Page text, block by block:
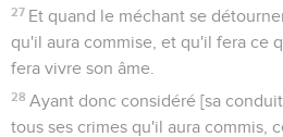
27 Et quand le méchant se
qu'il aura commise, et qu'il fera ce
fera vivre son âme.
28 Ayant donc considéré [sa
tous ses crimes qu'il aura commis,